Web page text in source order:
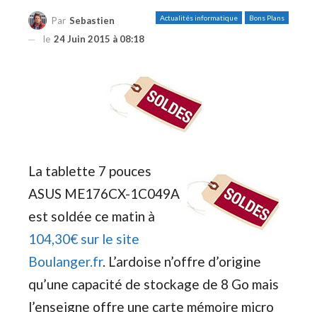
Actualités informatique Bons Plans
Par Sebastien
le 24 Juin 2015 à 08:18
La tablette 7 pouces
ASUS ME176CX-1C049A
est soldée ce matin à
104,30€ sur le site
Boulanger.fr. L’ardoise n’offre d’origine
qu’une capacité de stockage de 8 Go mais
l’enseigne offre une carte mémoire micro